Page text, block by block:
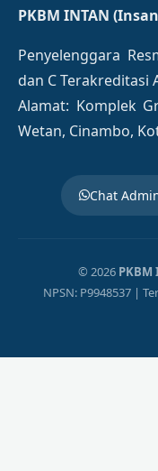
PKBM INTAN
Penyelenggara
dan C Terakreditasi
Alamat: Komplek
Wetan, Cinambo,
Chat
© 2026
NPSN: P9948537 |